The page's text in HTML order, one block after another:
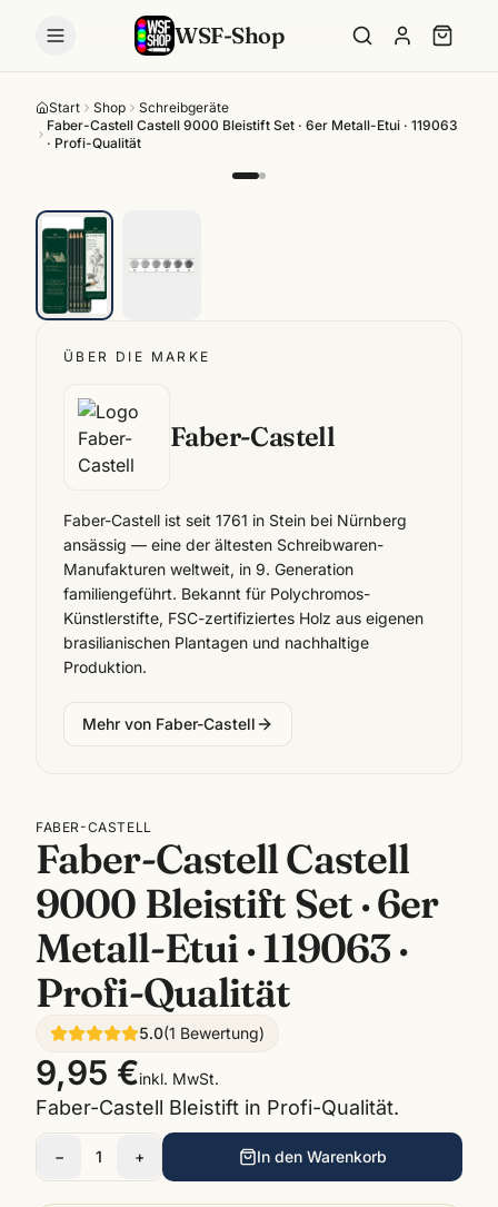
WSF-Shop
Start Shop
Schreibgeräte
Faber-Castell Castell 9000 Bleistift Set · 6er Metall-Etui · 119063
· Profi-Qualität
ÜBER DIE MARKE
Faber-Castell
Faber-Castell ist seit 1761 in Stein bei Nürnberg
ansässig — eine der ältesten Schreibwaren-
Manufakturen weltweit, in 9. Generation
familiengeführt. Bekannt für Polychromos-
Künstlerstifte, FSC-zertifiziertes Holz aus eigenen
brasilianischen Plantagen und nachhaltige
Produktion.
Mehr von Faber-Castell
FABER-CASTELL
Faber-Castell Castell
9000 Bleistift Set · 6er
Metall-Etui · 119063 ·
Profi-Qualität
5.0(1 Bewertung)
9,95 €inkl. MwSt.
Faber-Castell Bleistift in Profi-Qualität.
− 1 + In den Warenkorb